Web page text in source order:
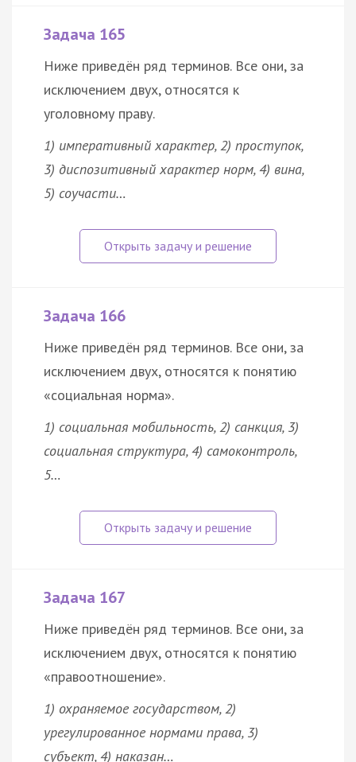
Задача 165
Ниже приведён ряд терминов. Все они, за
исключением двух, относятся к
уголовному праву.
1) императивный характер, 2) проступок,
3) диспозитивный характер норм, 4) вина,
5) соучасти…
Задача 166
Ниже приведён ряд терминов. Все они, за
исключением двух, относятся к понятию
«социальная норма».
1) социальная мобильность, 2) санкция, 3)
социальная структура, 4) самоконтроль,
5…
Задача 167
Ниже приведён ряд терминов. Все они, за
исключением двух, относятся к понятию
«правоотношение».
1) охраняемое государством, 2)
урегулированное нормами права, 3)
субъект, 4) наказан…